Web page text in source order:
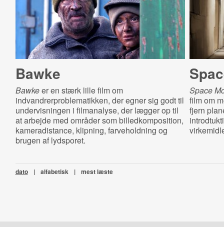
Bawke
Bawkeer en stærk lille film om
indvandrerproblematikken, der egner sig godt til
undervisningen i filmanalyse, der lægger op til
at arbejde med områder som billedkomposition,
kameradistance, klipning, farveholdning og
brugen af lydsporet.
Space
film om
fjern
dato | alfabetisk | mest læste